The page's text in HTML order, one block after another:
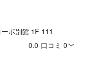
東京都渋谷区神宮前 1 丁目 10-34 原宿コーポ別館 1F 111
0.0 口コミ 0